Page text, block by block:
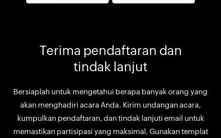
Terima pendaftaran dan
tindak lanjut
Bersiaplah untuk mengetahui berapa banyak orang yang
akan menghadiri acara Anda. Kirim undangan acara,
kumpulkan pendaftaran, dan tindak lanjuti email untuk
memastikan partisipasi yang maksimal. Gunakan templat